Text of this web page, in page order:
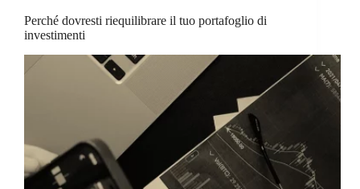
Perché dovresti riequilibrare il tuo portafoglio di
investimenti